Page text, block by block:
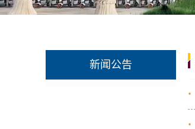
新闻公告